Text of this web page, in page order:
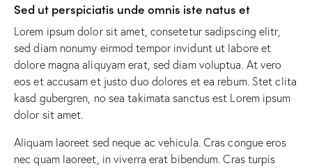
Sed ut perspiciatis unde omnis iste natus et
Lorem ipsum dolor sit amet, consetetur sadipscing elitr,
sed diam nonumy eirmod tempor invidunt ut labore et
dolore magna aliquyam erat, sed diam voluptua. At vero
eos et accusam et justo duo dolores et ea rebum. Stet clita
kasd gubergren, no sea takimata sanctus est Lorem ipsum
dolor sit amet.
Aliquam laoreet sed neque ac vehicula. Cras congue eros
nec quam laoreet, in viverra erat bibendum. Cras turpis